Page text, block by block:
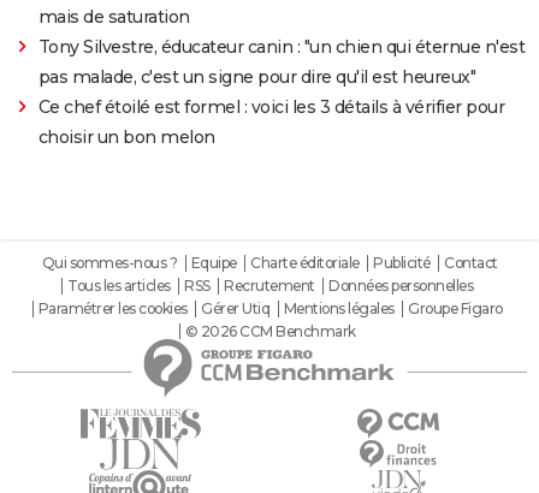
mais de saturation
Tony Silvestre, éducateur canin : "un chien qui éternue n'est
pas malade, c'est un signe pour dire qu'il est heureux"
Ce chef étoilé est formel : voici les 3 détails à vérifier pour
choisir un bon melon
Qui sommes-nous ? Equipe Charte éditoriale Publicité
Contact
Tous les articles
RSS Recrutement
Données personnelles
Paramétrer les cookies
Gérer Utiq Mentions légales
Groupe Figaro
© 2026 CCM Benchmark